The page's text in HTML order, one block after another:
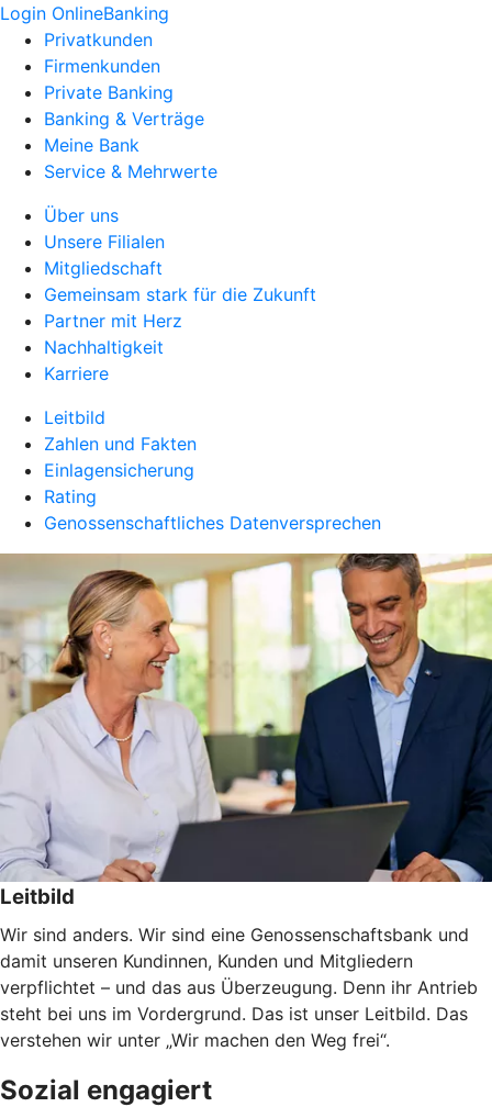
Login OnlineBanking
Privatkunden
Firmenkunden
Private Banking
Banking & Verträge
Meine Bank
Service & Mehrwerte
Über uns
Unsere Filialen
Mitgliedschaft
Gemeinsam stark für die Zukunft
Partner mit Herz
Nachhaltigkeit
Karriere
Leitbild
Zahlen und Fakten
Einlagensicherung
Rating
Genossenschaftliches Datenversprechen
Leitbild
Wir sind anders. Wir sind eine Genossenschaftsbank und
damit unseren Kundinnen, Kunden und Mitgliedern
verpflichtet – und das aus Überzeugung. Denn ihr Antrieb
steht bei uns im Vordergrund. Das ist unser Leitbild. Das
verstehen wir unter „Wir machen den Weg frei“.
Sozial engagiert